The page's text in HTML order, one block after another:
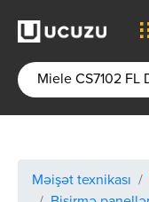
Məişət texnikası